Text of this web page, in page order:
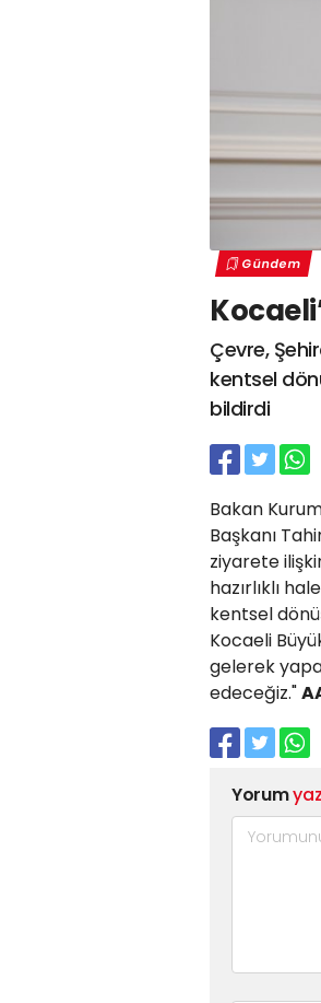
Gündem
Çevre,
kentsel
bildirdi
Bakan
Başkanı
ziyarete
hazırlıklı
kentsel
Kocaeli
gelerek
edeceğiz."
Yorumyaz